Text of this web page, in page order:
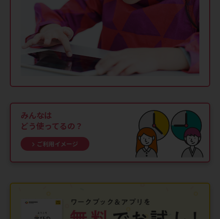
みんなは
どう使ってるの？
ご利用イメージ